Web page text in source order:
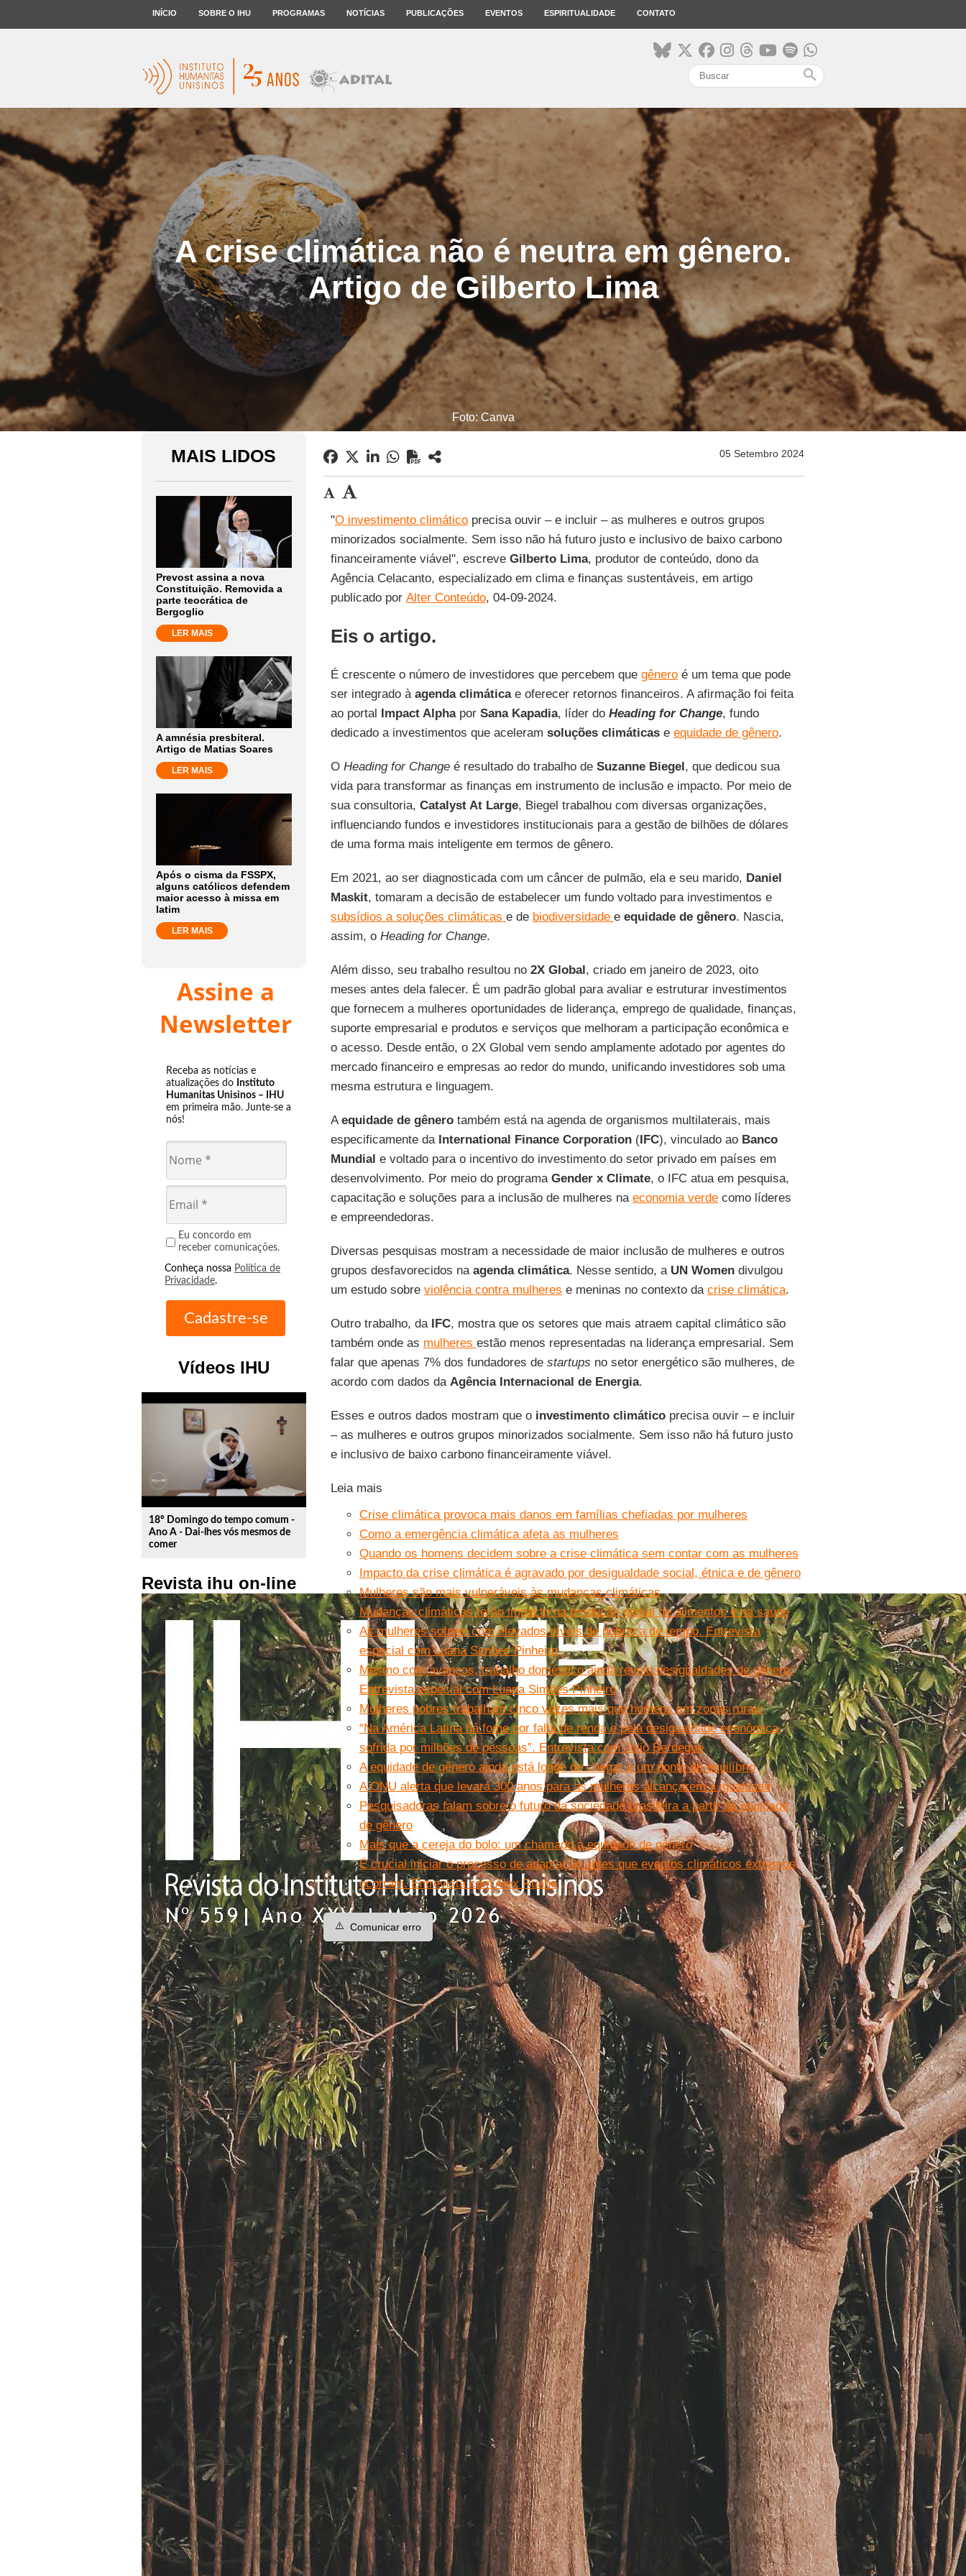
INÍCIO SOBRE O IHU PROGRAMAS NOTÍCIAS PUBLICAÇÕES EVENTOS ESPIRITUALIDADE CONTATO
search
A crise climática não é neutra em gênero.
Artigo de Gilberto Lima
Foto: Canva
MAIS LIDOS
Prevost assina a nova
Constituição. Removida a
parte teocrática de
Bergoglio
LER MAIS
A amnésia presbiteral.
Artigo de Matias Soares
LER MAIS
Após o cisma da FSSPX,
alguns católicos defendem
maior acesso à missa em
latim
LER MAIS
Assine a
Newsletter
Receba as notícias e
atualizações do Instituto
Humanitas Unisinos – IHU
em primeira mão. Junte-se a
nós!
Eu concordo em
receber comunicações.
Conheça nossa Política de
Privacidade.
Vídeos IHU
play_circle_outline
18º Domingo do tempo comum -
Ano A - Dai-lhes vós mesmos de
comer
Revista ihu on-line
05 Setembro 2024
"O investimento climáticoprecisa ouvir – e incluir – as mulheres e outros grupos
minorizados socialmente. Sem isso não há futuro justo e inclusivo de baixo carbono
financeiramente viável", escreveGilberto Lima, produtor de conteúdo, dono da
Agência Celacanto, especializado em clima e finanças sustentáveis, em artigo
publicado por Alter Conteúdo, 04-09-2024.
Eis o artigo.
É crescente o número de investidores que percebem que gêneroé um tema que pode
ser integrado à agenda climáticae oferecer retornos financeiros. A afirmação foi feita
ao portal Impact Alphapor Sana Kapadia, líder do Heading for Change, fundo
dedicado a investimentos que aceleram soluções climáticase equidade de gênero.
O Heading for Changeé resultado do trabalho de Suzanne Biegel, que dedicou sua
vida para transformar as finanças em instrumento de inclusão e impacto. Por meio de
sua consultoria, Catalyst At Large, Biegel trabalhou com diversas organizações,
influenciando fundos e investidores institucionais para a gestão de bilhões de dólares
de uma forma mais inteligente em termos de gênero.
Em 2021, ao ser diagnosticada com um câncer de pulmão, ela e seu marido, Daniel
Maskit, tomaram a decisão de estabelecer um fundo voltado para investimentos e
subsídios a soluções climáticas e de biodiversidade e equidade de gênero. Nascia,
assim, o Heading for Change.
Além disso, seu trabalho resultou no 2X Global, criado em janeiro de 2023, oito
meses antes dela falecer. É um padrão global para avaliar e estruturar investimentos
que fornecem a mulheres oportunidades de liderança, emprego de qualidade, finanças,
suporte empresarial e produtos e serviços que melhoram a participação econômica e
o acesso. Desde então, o 2X Global vem sendo amplamente adotado por agentes do
mercado financeiro e empresas ao redor do mundo, unificando investidores sob uma
mesma estrutura e linguagem.
Aequidade de gênerotambém está na agenda de organismos multilaterais, mais
especificamente da International Finance Corporation (IFC), vinculado ao Banco
Mundial e voltado para o incentivo do investimento do setor privado em países em
desenvolvimento. Por meio do programa Gender x Climate, o IFC atua em pesquisa,
capacitação e soluções para a inclusão de mulheres na economia verdecomo líderes
e empreendedoras.
Diversas pesquisas mostram a necessidade de maior inclusão de mulheres e outros
grupos desfavorecidos na agenda climática. Nesse sentido, a UN Womendivulgou
um estudo sobre violência contra mulheres e meninas no contexto da crise climática.
Outro trabalho, da IFC, mostra que os setores que mais atraem capital climático são
também onde as mulheres estão menos representadas na liderança empresarial. Sem
falar que apenas 7% dos fundadores de startups no setor energético são mulheres, de
acordo com dados da Agência Internacional de Energia.
Esses e outros dados mostram que o investimento climáticoprecisa ouvir – e incluir
– as mulheres e outros grupos minorizados socialmente. Sem isso não há futuro justo
e inclusivo de baixo carbono financeiramente viável.
Leia mais
Crise climática provoca mais danos em famílias chefiadas por mulheres
Como a emergência climática afeta as mulheres
Quando os homens decidem sobre a crise climática sem contar com as mulheres
Impacto da crise climática é agravado por desigualdade social, étnica e de gênero
Mulheres são mais vulneráveis às mudanças climáticas
Mudanças climáticas terão impacto na produção global de alimentos e na saúde
As mulheres sofrem com elevados níveis de pobreza de tempo. Entrevista
especial com Luana Simões Pinheiro
Mesmo com avanços, trabalho doméstico ainda revela desigualdades de gênero.
Entrevista especial com Luana Simões Pinheiro
Mulheres pobres trabalham cinco vezes mais que homens em zonas rurais
“Na América Latina há fome por falta de renda e pela desigualdade econômica
sofrida por milhões de pessoas”. Entrevista com Julio Berdegué
A equidade de gênero ainda está longe de chegar a um ponto de equilíbrio
A ONU alerta que levará 300 anos para as mulheres alcançarem a igualdade
Pesquisadoras falam sobre o futuro da sociedade brasileira a partir da equidade
de gênero
Mais que a cereja do bolo: um chamado à equidade de gênero
É crucial iniciar o processo de adaptação antes que eventos climáticos extremos
ocorram. Entrevista com Alex Ruane
⚠️ Comunicar erro